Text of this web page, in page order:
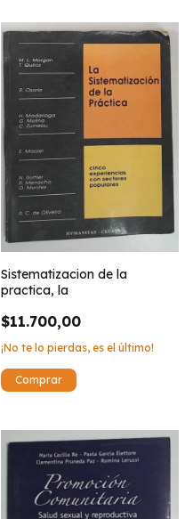
Sistematizacion de la
practica, la
$11.700,00
¡No te lo pierdas, es el último!